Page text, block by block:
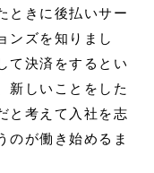
ときに後払いサー
ンズを知りまし
て決済をするとい
新しいことをした
と考えて入社を志
のが働き始めるま